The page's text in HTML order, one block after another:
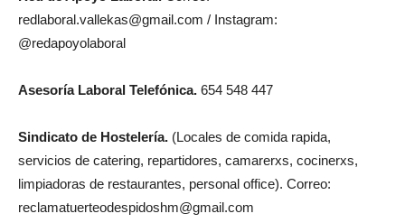
redlaboral.vallekas@gmail.com / Instagram:
@redapoyolaboral
Asesoría Laboral Telefónica. 654 548 447
Sindicato de Hostelería. (Locales de comida rapida,
servicios de catering, repartidores, camarerxs, cocinerxs,
limpiadoras de restaurantes, personal office). Correo:
reclamatuerteodespidoshm@gmail.com